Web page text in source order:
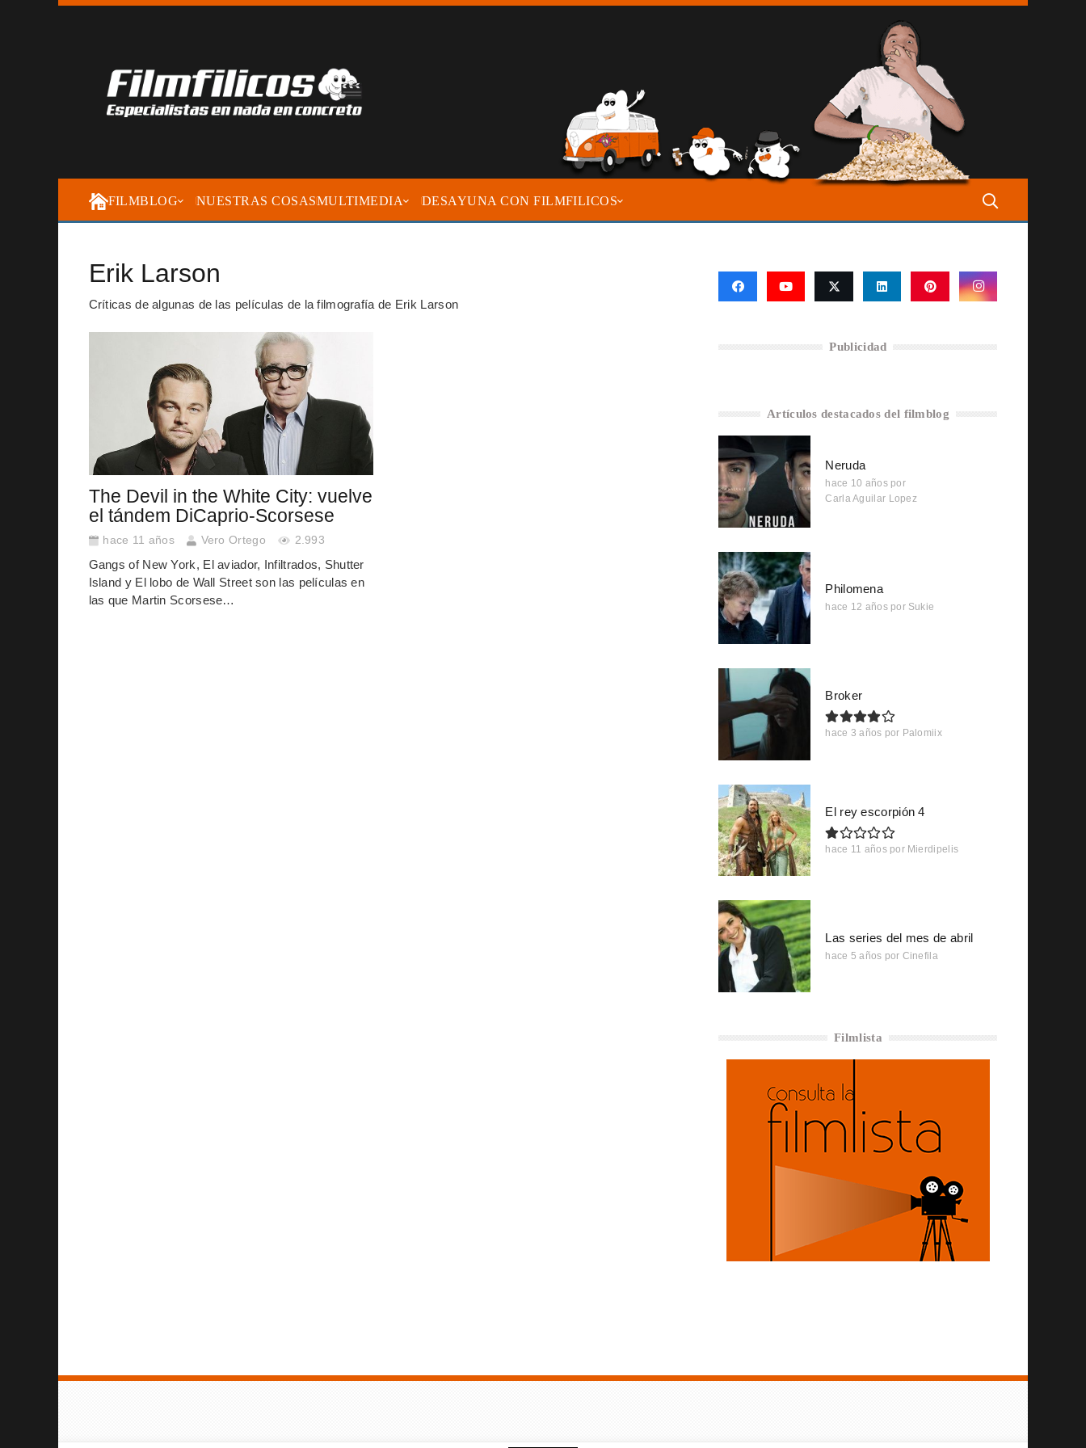
FILMBLOG NUESTRAS COSASMULTIMEDIA DESAYUNA CON FILMFILICOS
Erik Larson
Críticas de algunas de las películas de la filmografía de Erik Larson
The Devil in the White City: vuelve
el tándem DiCaprio-Scorsese
hace 11 años Vero Ortego 2.993
Gangs of New York, El aviador, Infiltrados, Shutter
Island y El lobo de Wall Street son las películas en
las que Martin Scorsese…
Publicidad
Artículos destacados del filmblog
Neruda
hace 10 años por
Carla Aguilar Lopez
Philomena
hace 12 años por Sukie
Broker
hace 3 años por Palomiix
El rey escorpión 4
hace 11 años por Mierdipelis
Las series del mes de abril
hace 5 años por Cinefila
Filmlista